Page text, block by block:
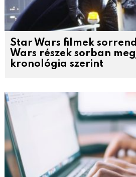
Star Wars filmek
Wars részek sorban
kronológia szerint